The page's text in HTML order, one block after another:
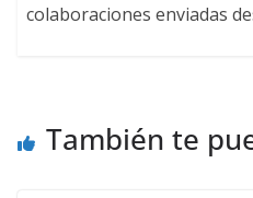
colaboraciones enviadas
También te